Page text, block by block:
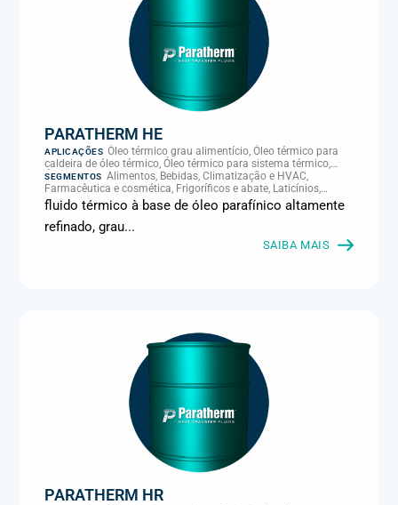
PARATHERM HE
APLICAÇÕES Óleo térmico grau alimentício, Óleo térmico para
caldeira de óleo térmico, Óleo térmico para sistema térmico,
Óleo térmico para transferência de calor, Transferência térmica
SEGMENTOS Alimentos, Bebidas, Climatização e HVAC,
Farmacêutica e cosmética, Frigoríficos e abate, Laticínios,
Panificação, Química e petroquímica, Supermercados e
refrigeração comercial
fluido térmico à base de óleo parafínico altamente
refinado, grau...
SAIBA MAIS
PARATHERM HR